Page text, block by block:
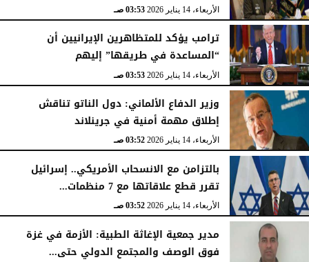
الأربعاء، 14 يناير 2026 03:53 صـ
ترامب يؤكد للمتظاهرين الإيرانيين أن
“المساعدة في طريقها” إليهم
الأربعاء، 14 يناير 2026 03:53 صـ
وزير الدفاع الألماني: دول الناتو تناقش
إطلاق مهمة أمنية في جرينلاند
الأربعاء، 14 يناير 2026 03:52 صـ
بالتزامن مع الانسحاب الأمريكي.. إسرائيل
تقرر قطع علاقاتها مع 7 منظمات...
الأربعاء، 14 يناير 2026 03:52 صـ
مدير جمعية الإغاثة الطبية: الأزمة في غزة
فوق الوصف والمجتمع الدولي حتى...